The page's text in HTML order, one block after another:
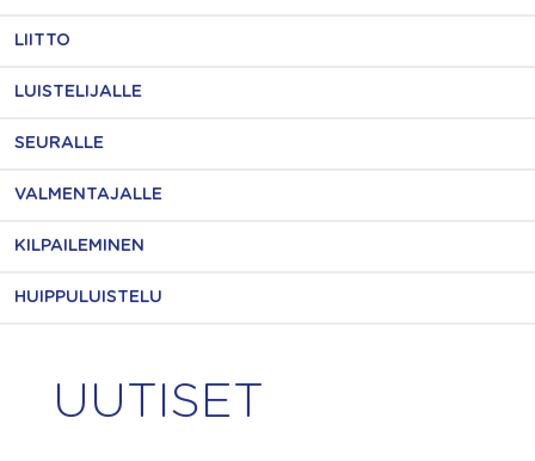
LIITTO
LUISTELIJALLE
SEURALLE
VALMENTAJALLE
KILPAILEMINEN
HUIPPULUISTELU
UUTISET